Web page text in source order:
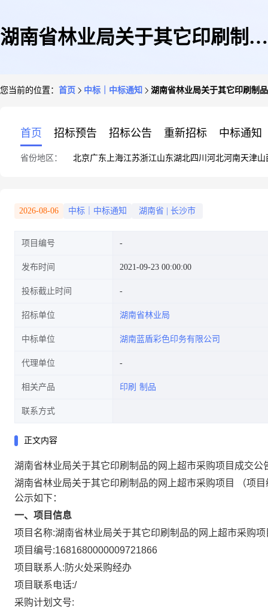
湖南省林业局关于其它印刷制品
您当前的位置： 首页 中标｜中标通知 湖南省林业局关于其它印刷制
首页 招标预告 招标公告 重新招标 中标通知
省份地区： 北京广东 上海江苏浙江山东湖北四川 河北河南天津山
2026-08-06 中标｜中标通知 湖南省 长沙市
项目编号
发布时间 2021-09-23 00:00:00
投标截止时间
招标单位 湖南省林业局
中标单位 湖南蓝盾彩色印务有限公司
代理单位
相关产品 印刷 制品
联系方式
正文内容
湖南省林业局关于其它印刷制品的网上超市采购项目成交公
湖南省林业局关于其它印刷制品的网上超市采购项目
（项
公示如下：
一、项目信息
项目名称:湖南省林业局关于其它印刷制品的网上超市采购项
项目编号:1681680000009721866
项目联系人: 防火处采购经办
项目联系电话:/
采购计划文号: